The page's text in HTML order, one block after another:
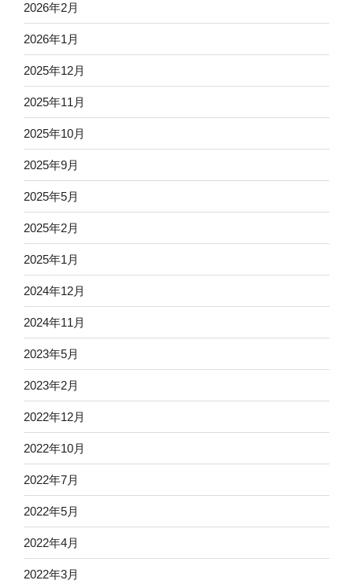
2026年2月
2026年1月
2025年12月
2025年11月
2025年10月
2025年9月
2025年5月
2025年2月
2025年1月
2024年12月
2024年11月
2023年5月
2023年2月
2022年12月
2022年10月
2022年7月
2022年5月
2022年4月
2022年3月